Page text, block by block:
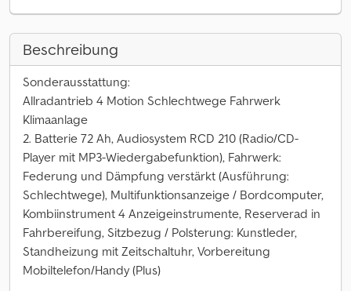
Beschreibung
Sonderausstattung:
Allradantrieb 4 Motion Schlechtwege Fahrwerk
Klimaanlage
2. Batterie 72 Ah, Audiosystem RCD 210 (Radio/CD-
Player mit MP3-Wiedergabefunktion), Fahrwerk:
Federung und Dämpfung verstärkt (Ausführung:
Schlechtwege), Multifunktionsanzeige / Bordcomputer,
Kombiinstrument 4 Anzeigeinstrumente, Reserverad in
Fahrbereifung, Sitzbezug / Polsterung: Kunstleder,
Standheizung mit Zeitschaltuhr, Vorbereitung
Mobiltelefon/Handy (Plus)